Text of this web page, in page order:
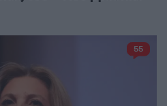
55